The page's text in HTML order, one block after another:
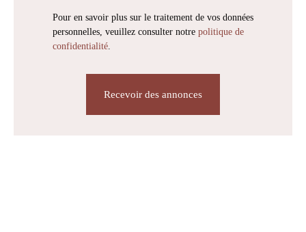
Pour en savoir plus sur le traitement de vos données
personnelles, veuillez consulter notre politique de
confidentialité
Recevoir des annonces